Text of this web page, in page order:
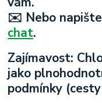
✉️ Nebo napište
chat.
Zajímavost:
jako
podmínky